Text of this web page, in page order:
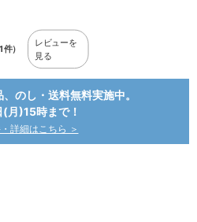
）
レビューを
見る
のし・送料無料実施中。
月)15時まで！
詳細はこちら ＞